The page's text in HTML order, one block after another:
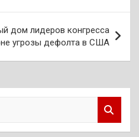
дом лидеров конгресса
угрозы дефолта в США